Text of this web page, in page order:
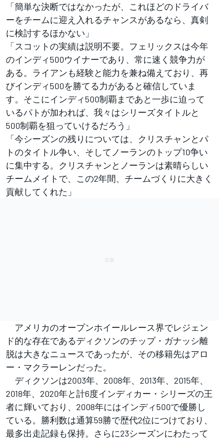
「簡単な決断ではなかったが、これほどのドライバ
ーをチームに迎え入れるチャンスがあるなら、真剣
に検討するほかない」
「スコットの実績は説明不要。フェリックスは今年
のインディ500ウイナーであり、常に速く競争力が
ある。ライアンも経験と能力を兼ね備えており、再
びインディ500を勝てる力があると確信していま
す。そこにインディ500制覇まであと一歩に迫って
いるパトが加われば、我々はシリーズタイトルと
500制覇を狙っていけるだろう」
「今シーズンの残りについては、クリスチャンとパ
トのタイトル争い、そしてノーランのトップ10争い
に集中する。クリスチャンとノーランは素晴らしい
チームメイトで、この2年間、チームづくりに大きく
貢献してくれた」
アメリカのオープンホイールレース界でレジェン
ド的な存在であるディクソンのチップ・ガナッシ離
脱は大きなニュースであったが、その移籍先はアロ
ー・マクラーレンだった。
ディクソンは2003年、2008年、2013年、2015年、
2018年、2020年と計6度インディカー・シリーズの王
者に輝いており、2008年にはインディ500で優勝し
ている。勝利数は通算59勝で歴代2位につけており、
最多出走記録も保持。さらに23シーズンにわたって